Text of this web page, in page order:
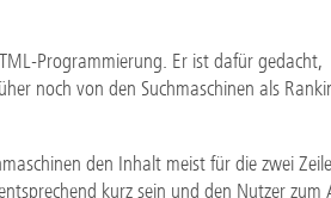
Programmierung. Er ist dafür
noch von den Suchmaschinen als
den Inhalt meist für die zwei
kurz sein und den Nutzer zum